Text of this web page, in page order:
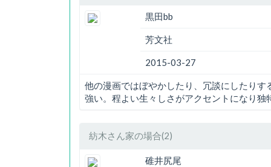
黒田bb
芳文社
2015-03-27
他の漫画ではぼやかしたり、冗談にしたり
強い。程よい生々しさがアクセントになり独
紡木さん家の場合(2)
碓井尻尾